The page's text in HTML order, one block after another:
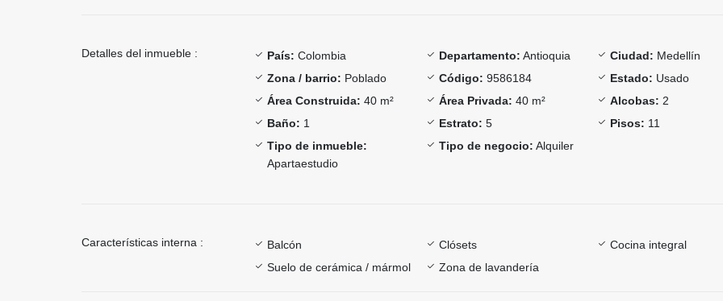
Detalles del inmueble : País: Colombia Departamento: Antioquia Ciudad: Medellín
Zona / barrio: Poblado Código: 9586184 Estado: Usado
Área Construida: 40 m² Área Privada: 40 m² Alcobas: 2
Baño: 1 Estrato: 5 Pisos: 11
Tipo de inmueble:
Apartaestudio
Tipo de negocio: Alquiler
Características interna : Balcón Clósets
Cocina integral
Suelo de cerámica / mármol
Zona de lavandería